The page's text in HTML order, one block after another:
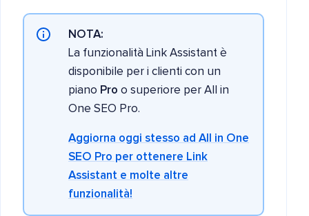
NOTA:
La funzionalità Link Assistant è
disponibile per i clienti con un
piano Pro o superiore per All in
One SEO Pro.
Aggiorna oggi stesso ad All in One
SEO Pro per ottenere Link
Assistant e molte altre
funzionalità!